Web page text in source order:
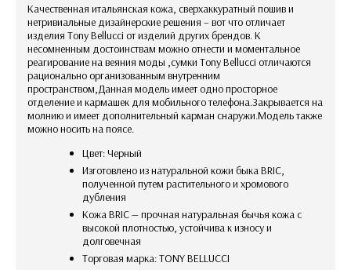
Качественная итальянская кожа, сверхаккуратный пошив и
нетривиальные дизайнерские решения – вот что отличает
изделия Tony Bellucci от изделий других брендов. К
несомненным достоинствам можно отнести и моментальное
реагирование на веяния моды ,сумки Tony Bellucci отличаются
рационально организованным внутренним
пространством,Данная модель имеет одно просторное
отделение и кармашек для мобильного телефона.Закрывается на
молнию и имеет дополнительный карман снаружи.Модель также
можно носить на поясе.
Цвет: Черный
Изготовлено из натуральной кожи быка BRIC,
полученной путем растительного и хромового
дубления
Кожа BRIC — прочная натуральная бычья кожа с
высокой плотностью, устойчива к износу и
долговечная
Торговая марка: TONY BELLUCCI